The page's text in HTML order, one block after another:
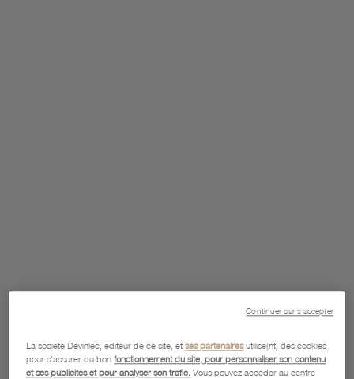
La société Devinlec, éditeur de ce site, etses partenairesutilise(nt) des cookies
pour s'assurer du bonfonctionnement du site, pour personnaliser son contenu
et ses publicités et pour analyser son trafic. Vous pouvez accéder au centre
Continuer sans accepter